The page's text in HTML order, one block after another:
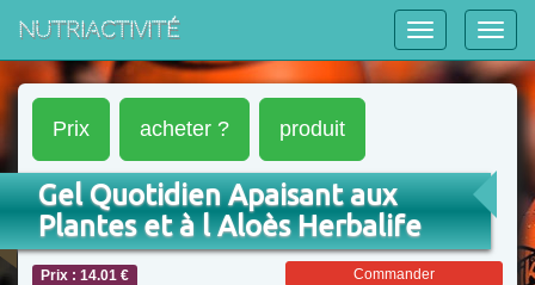
NutriActivité
Prix acheter ? produit
Gel Quotidien Apaisant aux
Plantes et à l Aloès Herbalife
Prix : 14.01 € Commander